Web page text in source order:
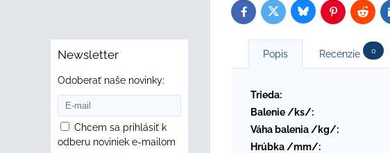
FacebookTwitterBlueskyPinterestReddit
Popis Recenzie 0
Trieda:
Balenie /ks/:
Váha balenia /kg/:
Hrúbka /mm/:
Newsletter
Odoberať naše novinky:
Chcem sa prihlásiť k
odberu noviniek e-mailom